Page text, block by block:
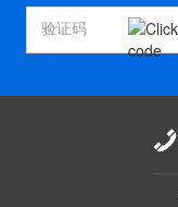
